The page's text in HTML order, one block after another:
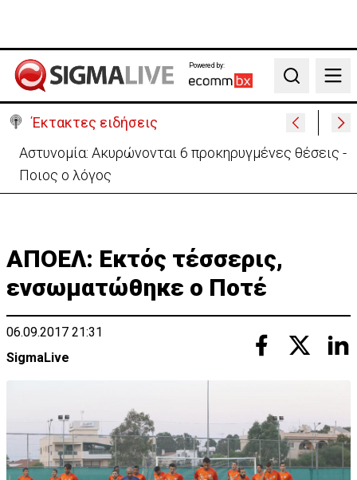
Powered by:
Search
Έκτακτες ειδήσεις
Β. Βάσεις για κεραίες: Δεν διαπιστώθηκε αυξημένη
συχνότητα εμφάνισης καρκίνου
ΑΠΟΕΛ: Εκτός τέσσερις,
ενσωματώθηκε ο Ποτέ
06.09.2017 21:31
SigmaLive